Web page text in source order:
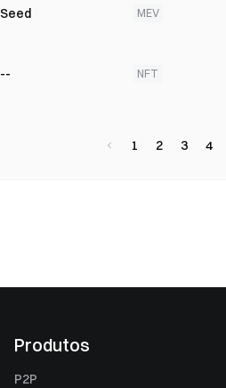
Seed MEV
-- NFT
1 2 3 4
Produtos
P2P